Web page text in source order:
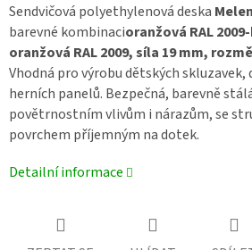
Sendvičová polyethylenová deska
barevné kombinacioranžová RAL
oranžová RAL 2009, síla 19 mm,
Vhodná pro výrobu dětských skluzavek,
herních panelů. Bezpečná, barevně
povětrnostním vlivům i nárazům, se
povrchem příjemným na dotek.
Detailní informace